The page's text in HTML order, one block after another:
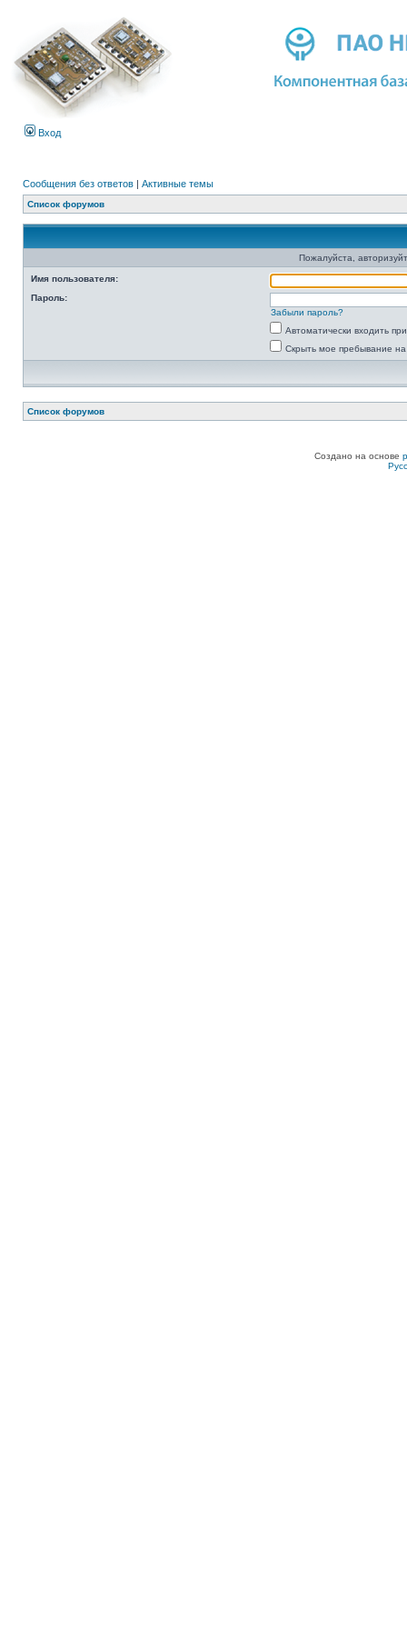
Вход
Сообщения без ответов | Активные темы
Список форумов
Пожалуйста,
Имя пользователя:
Пароль:
Забыли пароль?
Автоматически входить
Скрыть мое пребывание
Список форумов
Создано на основе